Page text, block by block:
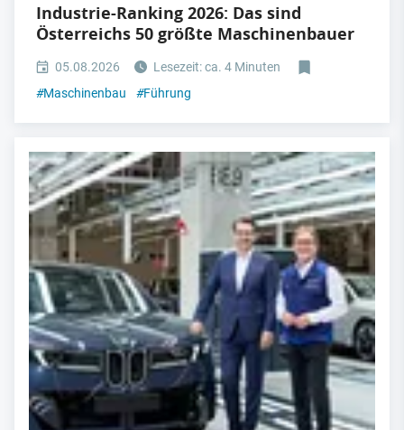
Industrie-Ranking 2026: Das sind
Österreichs 50 größte Maschinenbauer
05.08.2026
Lesezeit: ca. 4 Minuten
#Maschinenbau #Führung